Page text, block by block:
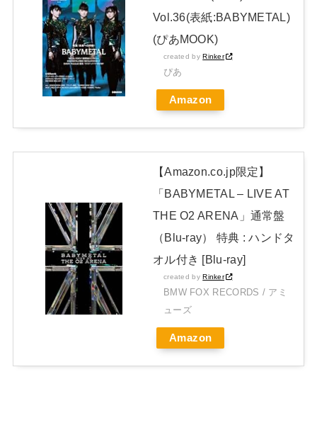
日本独自企画・限定生産盤「METAL FORTH (DELUXE
JAPAN EDITION)」着弾
【BABYMETAL】METAL FORTH DELUXE JAPAN EDITION
開封レビュー!
Vol.36(表紙:BABYMETAL)
(ぴあMOOK)
created byRinker
ぴあ
Amazon
【Amazon.co.jp限定】
「BABYMETAL – LIVE AT
THE O2 ARENA」通常盤
（Blu-ray） 特典 : ハンドタ
オル付き [Blu-ray]
created byRinker
BMW FOX RECORDS / アミ
ューズ
Amazon